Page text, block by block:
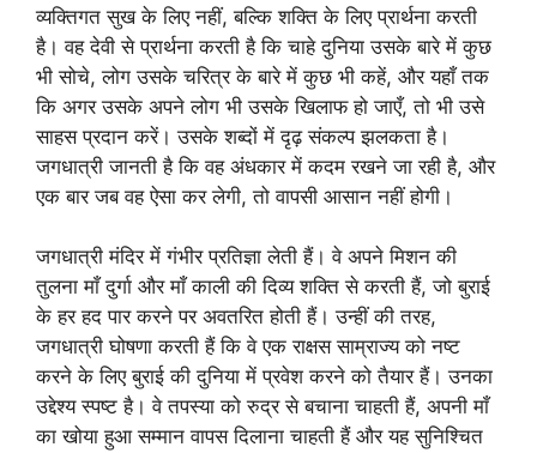
व्यक्तिगत सुख के लिए नहीं, बल्कि शक्ति के लिए प्रार्थना करती
है। वह देवी से प्रार्थना करती है कि चाहे दुनिया उसके बारे में कुछ
भी सोचे, लोग उसके चरित्र के बारे में कुछ भी कहें, और यहाँ तक
कि अगर उसके अपने लोग भी उसके खिलाफ हो जाएँ, तो भी उसे
साहस प्रदान करें। उसके शब्दों में दृढ़ संकल्प झलकता है।
जगधात्री जानती है कि वह अंधकार में कदम रखने जा रही है, और
एक बार जब वह ऐसा कर लेगी, तो वापसी आसान नहीं होगी।
जगधात्री मंदिर में गंभीर प्रतिज्ञा लेती हैं। वे अपने मिशन की
तुलना माँ दुर्गा और माँ काली की दिव्य शक्ति से करती हैं, जो बुराई
के हर हद पार करने पर अवतरित होती हैं। उन्हीं की तरह,
जगधात्री घोषणा करती हैं कि वे एक राक्षस साम्राज्य को नष्ट
करने के लिए बुराई की दुनिया में प्रवेश करने को तैयार हैं। उनका
उद्देश्य स्पष्ट है। वे तपस्या को रुद्र से बचाना चाहती हैं, अपनी माँ
का खोया हुआ सम्मान वापस दिलाना चाहती हैं और यह सुनिश्चित